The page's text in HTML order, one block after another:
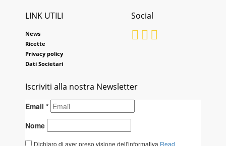
Social
LINK UTILI
News
Ricette
Privacy policy
Dati Societari
Iscriviti alla nostra Newsletter